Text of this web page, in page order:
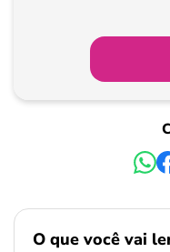
O que você vai